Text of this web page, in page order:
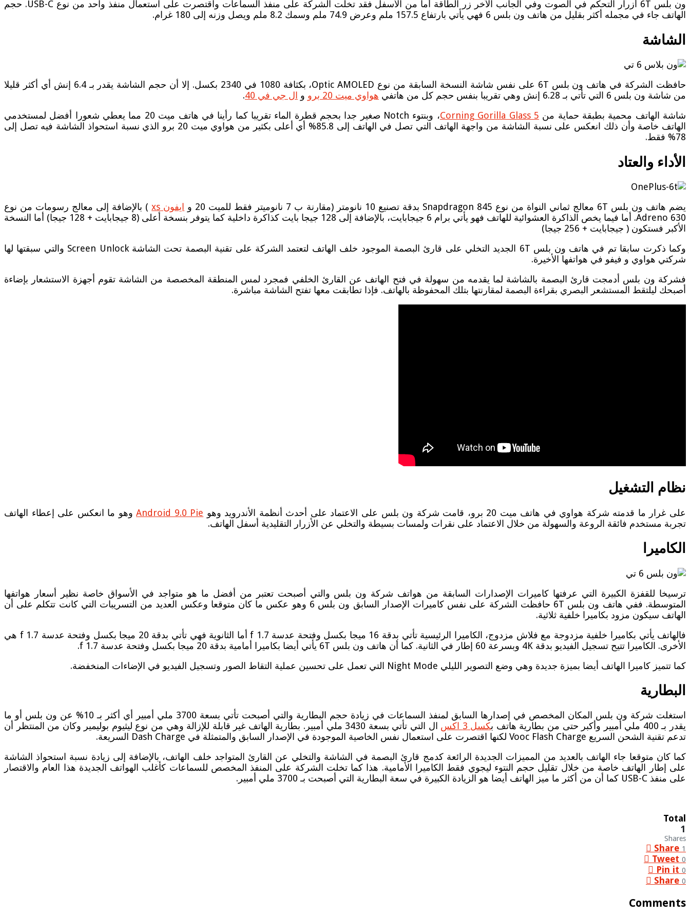
ون بلس 6T أزرار التحكم في الصوت وفي الجانب الآخر زر الطاقة أما من الأسفل فقد تخلت الشركة على منفذ السماعات واقتصرت على استعمال منفذ واحد من نوع USB-C. حجم
الهاتف جاء في مجمله أكثر بقليل من هاتف ون بلس 6 فهي يأتي بارتفاع 157.5 ملم وعرض 74.9 ملم وسمك 8.2 ملم ويصل وزنه إلى 180 غرام.
الشاشة
حافظت الشركة في هاتف ون بلس 6T على نفس شاشة النسخة السابقة من نوع Optic AMOLED، بكثافة 1080 في 2340 بكسل. إلا أن حجم الشاشة يقدر بـ 6.4 إنش أي أكثر قليلا
من شاشة ون بلس 6 التي تأتي بـ 6.28 إنش وهي تقريبا بنفس حجم كل من هاتفي
هواوي ميت 20 برو و ال جي في 40
.
شاشة الهاتف محمية بطبقة حماية من Corning Gorilla Glass 5
، وبنتوء Notch صغير جدا بحجم قطرة الماء تقريبا كما رأينا في هاتف ميت 20 مما يعطي شعورا أفضل لمستخدمي
الهاتف خاصة وأن ذلك انعكس على نسبة الشاشة من واجهة الهاتف التي تصل في الهاتف إلى 85.8% أي أعلى بكثير من هواوي ميت 20 برو الذي نسبة استحواذ الشاشة فيه تصل إلى
78% فقط.
الأداء والعتاد
يضم هاتف ون بلس 6T معالج ثماني النواة من نوع Snapdragon 845 بدقة تصنيع 10 نانومتر (مقارنة ب 7 نانوميتر فقط للميت 20 و ايفون xs
) بالإضافة إلى معالج رسومات من نوع
Adreno 630. أما فيما يخص الذاكرة العشوائية للهاتف فهو يأتي برام 6 جيجابايت، بالإضافة إلى 128 جيجا بايت كذاكرة داخلية كما يتوفر بنسخة أعلى (8 جيجابايت + 128 جيجا) أما النسخة
الأكبر فستكون ( جيجابايت + 256 جيجا)
وكما ذكرت سابقا تم في هاتف ون بلس 6T الجديد التخلي على قارئ البصمة الموجود خلف الهاتف لتعتمد الشركة على تقنية البصمة تحت الشاشة Screen Unlock والتي سبقتها لها
شركتي هواوي و فيفو في هواتفها الأخيرة.
فشركة ون بلس أدمجت قارئ البصمة بالشاشة لما يقدمه من سهولة في فتح الهاتف عن القارئ الخلفي فمجرد لمس المنطقة المخصصة من الشاشة تقوم أجهزة الاستشعار بإضاءة
أصبحك ليلتقط المستشعر البصري بقراءة البصمة لمقارنتها بتلك المحفوظة بالهاتف. فإذا تطابقت معها تفتح الشاشة مباشرة.
نظام التشغيل
على غرار ما قدمته شركة هواوي في هاتف ميت 20 برو، قامت شركة ون بلس على الاعتماد على أحدث أنظمة الأندرويد وهو Android 9.0 Pieوهو ما انعكس على إعطاء الهاتف
تجربة مستخدم فائقة الروعة والسهولة من خلال الاعتماد على نقرات ولمسات بسيطة والتخلي عن الأزرار التقليدية أسفل الهاتف.
الكاميرا
ترسيخا للقفزة الكبيرة التي عرفتها كاميرات الإصدارات السابقة من هواتف شركة ون بلس والتي أصبحت تعتبر من أفضل ما هو متواجد في الأسواق خاصة نظير أسعار هواتفها
المتوسطة. ففي هاتف ون بلس 6T حافظت الشركة على نفس كاميرات الإصدار السابق ون بلس 6 وهو عكس ما كان متوقعا وعكس العديد من التسريبات التي كانت تتكلم على أن
الهاتف سيكون مزود بكاميرا خلفية ثلاثية.
فالهاتف يأتي بكاميرا خلفية مزدوجة مع فلاش مزدوج، الكاميرا الرئيسية تأتي بدقة 16 ميجا بكسل وفتحة عدسة 1.7 f أما الثانوية فهي تأتي بدقة 20 ميجا بكسل وفتحة عدسة 1.7 f هي
الأخرى. الكاميرا تتيح تسجيل الفيديو بدقة 4K وبسرعة 60 إطار في الثانية. كما أن هاتف ون بلس 6T يأتي أيضا بكاميرا أمامية بدقة 20 ميجا بكسل وفتحة عدسة 1.7 f.
كما تتميز كاميرا الهاتف أيضا بميزة جديدة وهي وضع التصوير الليلي Night Mode التي تعمل على تحسين عملية التقاط الصور وتسجيل الفيديو في الإضاءات المنخفضة.
البطارية
استغلت شركة ون بلس المكان المخصص في إصدارها السابق لمنفذ السماعات في زيادة حجم البطارية والتي أصبحت تأتي بسعة 3700 ملي أمبير أي أكثر بـ 10% عن ون بلس أو ما
يقدر بـ 400 ملي أمبير وأكبر حتى من بطارية هاتف ب
كسل 3 اكس
ال التي تأتي بسعة 3430 ملي أمبير. بطارية الهاتف غير قابلة للإزالة وهي من نوع ليثيوم بوليمير وكان من المنتظر أن
تدعم تقنية الشحن السريع Vooc Flash Charge لكنها اقتصرت على استعمال نفس الخاصية الموجودة في الإصدار السابق والمتمثلة في Dash Charge السريعة.
كما كان متوقعا جاء الهاتف بالعديد من المميزات الجديدة الرائعة كدمج قارئ البصمة في الشاشة والتخلي عن القارئ المتواجد خلف الهاتف، بالإضافة إلى زيادة نسبة استحواذ الشاشة
على إطار الهاتف خاصة من خلال تقليل حجم النتوء ليجوي فقط الكاميرا الأمامية. هذا كما تخلت الشركة على المنفذ المخصص للسماعات كأغلب الهواتف الجديدة هذا العام والاقتصار
على منفذ USB-C كما أن من أكثر ما ميز الهاتف أيضا هو الزيادة الكبيرة في سعة البطارية التي أصبحت بـ 3700 ملي أمبير.
Total
1
Shares
Share 1
Tweet 0
Pin it 0
Share 0
Comments